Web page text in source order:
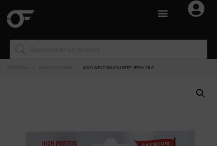
NUTRITION SNACK & CUISINE WILD WEST WAGYU BEEF JERKY 25 G